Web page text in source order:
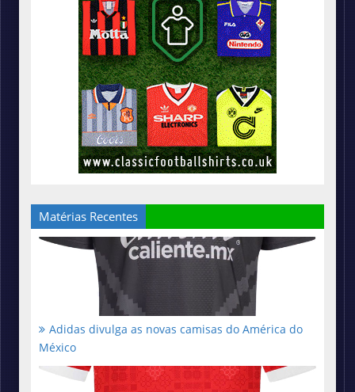
Matérias Recentes
Adidas divulga as novas camisas do América do
México